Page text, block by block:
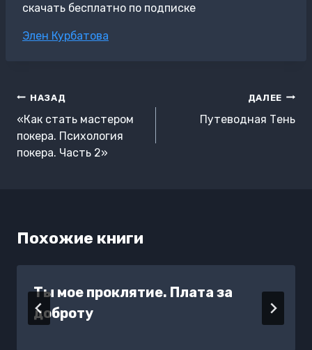
скачать бесплатно по подписке
Метки
Элен Курбатова
Навигация
по
записям
НАЗАД
«Как стать мастером
покера. Психология
покера. Часть 2»
ДАЛЕЕ
Путеводная Тень
Похожие книги
Ты мое проклятие. Плата за
доброту